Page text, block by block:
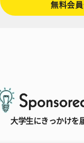
無料会
大学生にきっかけを